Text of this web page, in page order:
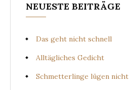
NEUESTE BEITRÄGE
Das geht nicht schnell
Alltägliches Gedicht
Schmetterlinge lügen nicht